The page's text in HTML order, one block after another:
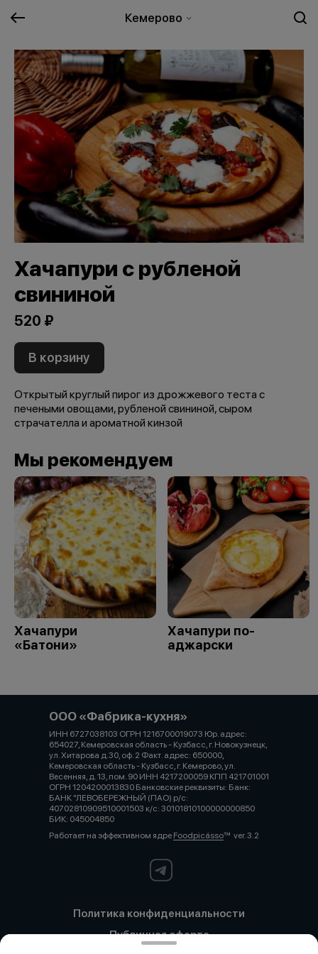
Кемерово
Хачапури с рубленой
свининой
520 ₽
В корзину
Открытый круглый пирог из дрожжевого теста с
печеными овощами, рубленой свининой, сыром
страчателла и ароматной кинзой
Мы рекомендуем
Хачапури
«Батони»
Хачапури по-
аджарски
ООО «Фабрика-кухня»
ИНН 6727038103 ОГРН 1216700019073 Юр. адрес:
654027, Кемеровская область - Кузбасс, г. Новокузнецк,
ул. Хитарова д.30, оф. 2 Факт. адрес: 650000,
Кемеровская область - Кузбасс, г. Кемерово, ул.
Весенняя, д. 13, пом. 90 ИНН 4217200059 КПП 421701001
ОГРН 1204200013830 Банковские реквизиты: Банк:
БАНК "ЛЕВОБЕРЕЖНЫЙ (ПАО) р/с:
40702810909510001503 к/с: 30101810100000000850
БИК: 045004850
Работает на эффективном ядре Foodpicássover. 3.2
Политика конфиденциальности
Публичная оферта